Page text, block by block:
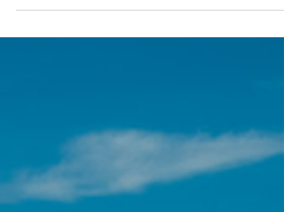
vuoi scoprire il lato più autentico e...